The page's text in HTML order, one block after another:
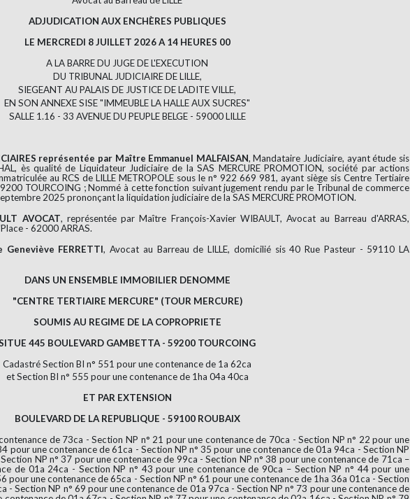
ADJUDICATION AUX ENCHÈRES PUBLIQUES
LE MERCREDI 8 JUILLET 2026 A 14 HEURES 00
A LA BARRE DU JUGE DE L'EXECUTION
DU TRIBUNAL JUDICIAIRE DE LILLE,
SIEGEANT AU PALAIS DE JUSTICE DE LADITE VILLE,
EN SON ANNEXE SISE "IMMEUBLE LA HALLE AUX SUCRES"
SALLE 1.16 - 33 AVENUE DU PEUPLE BELGE - 59000 LILLE
représentée par Maître Emmanuel MALFAISAN, Mandataire Judiciaire, ayant étude sis
ès qualité de Liquidateur Judiciaire de la SAS MERCURE PROMOTION, société par actions
au RCS de LILLE METROPOLE sous le n° 922 669 981, ayant siège sis Centre Tertiaire
TOURCOING ; Nommé à cette fonction suivant jugement rendu par le Tribunal de commerce
2025 prononçant la liquidation judiciaire de la SAS MERCURE PROMOTION.
AVOCAT, représentée par Maître François-Xavier WIBAULT, Avocat au Barreau d'ARRAS,
- 62000 ARRAS.
Geneviève FERRETTI, Avocat au Barreau de LILLE, domicilié sis 40 Rue Pasteur - 59110 LA
DANS UN ENSEMBLE IMMOBILIER DENOMME
"CENTRE TERTIAIRE MERCURE" (TOUR MERCURE)
SOUMIS AU REGIME DE LA COPROPRIETE
445 BOULEVARD GAMBETTA - 59200 TOURCOING
Cadastré Section BI n° 551 pour une contenance de 1a 62ca
et Section BI n° 555 pour une contenance de 1ha 04a 40ca
ET PAR EXTENSION
BOULEVARD DE LA REPUBLIQUE - 59100 ROUBAIX
de 73ca - Section NP n° 21 pour une contenance de 70ca - Section NP n° 22 pour une
pour une contenance de 61ca - Section NP n° 35 pour une contenance de 01a 94ca - Section NP
NP n° 37 pour une contenance de 99ca - Section NP n° 38 pour une contenance de 71ca –
de 01a 24ca - Section NP n° 43 pour une contenance de 90ca – Section NP n° 44 pour une
pour une contenance de 65ca - Section NP n° 61 pour une contenance de 1ha 36a 01ca - Section
- Section NP n° 69 pour une contenance de 01a 97ca - Section NP n° 73 pour une contenance de